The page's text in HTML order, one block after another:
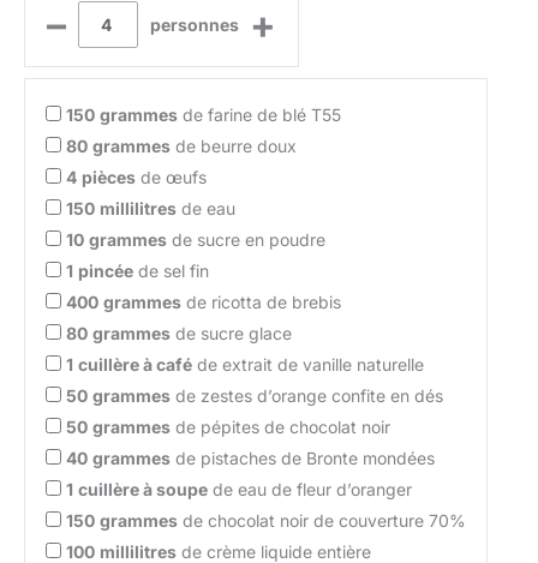
– personnes +
150 grammes de farine de blé T55
80 grammes de beurre doux
4 pièces de œufs
150 millilitres de eau
10 grammes de sucre en poudre
1 pincée de sel fin
400 grammes de ricotta de brebis
80 grammes de sucre glace
1 cuillère à café de extrait de vanille naturelle
50 grammes de zestes d’orange confite en dés
50 grammes de pépites de chocolat noir
40 grammes de pistaches de Bronte mondées
1 cuillère à soupe de eau de fleur d’oranger
150 grammes de chocolat noir de couverture 70%
100 millilitres de crème liquide entière